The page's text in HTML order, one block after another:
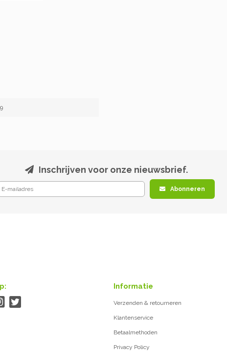
Inschrijven voor onze nieuwsbrief.
Abonneren
Informatie
Verzenden & retourneren
Klantenservice
Betaalmethoden
Privacy Policy